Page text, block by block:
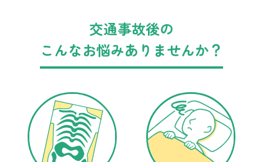
交通事故の補償について
交通事故後の
こんなお悩みありませんか？